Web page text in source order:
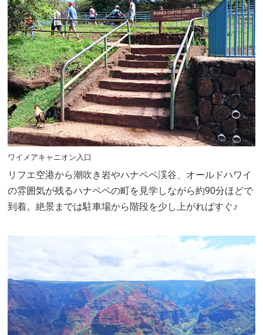
ワイメアキャニオン入口
リフエ空港から潮吹き岩やハナペペ渓谷、オールドハワイ
の雰囲気が残るハナペペの町を見学しながら約90分ほどで
到着。絶景までは駐車場から階段を少し上がればすぐ♪